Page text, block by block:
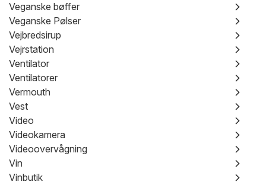
Veganske bøffer
Veganske Pølser
Vejbredsirup
Vejrstation
Ventilator
Ventilatorer
Vermouth
Vest
Video
Videokamera
Videoovervågning
Vin
Vinbutik